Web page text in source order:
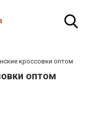
кроссовки оптом
оптом